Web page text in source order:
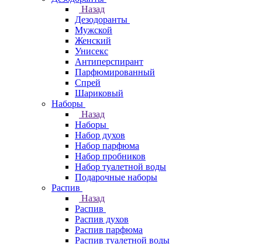
Назад
Дезодоранты
Мужской
Женский
Унисекс
Антиперспирант
Парфюмированный
Спрей
Шариковый
Наборы
Назад
Наборы
Набор духов
Набор парфюма
Набор пробников
Набор туалетной воды
Подарочные наборы
Распив
Назад
Распив
Распив духов
Распив парфюма
Распив туалетной воды